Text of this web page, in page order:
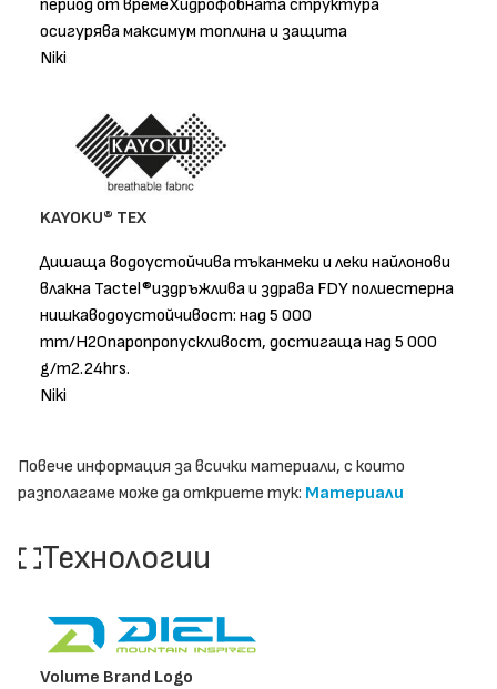
период от времеХидрофобната структура
осигурява максимум топлина и защита
Niki
KAYOKU® TEX
Дишаща водоустойчива тъканмеки и леки найлонови
влакна Tactel®издръжлива и здрава FDY полиестерна
нишкаводоустойчивост: над 5 000
mm/H2Oпаропропускливост, достигаща над 5 000
g/m2.24hrs.
Niki
Повече информация за всички материали, с които
разполагаме може да откриете тук: Материали
Технологии
Volume Brand Logo